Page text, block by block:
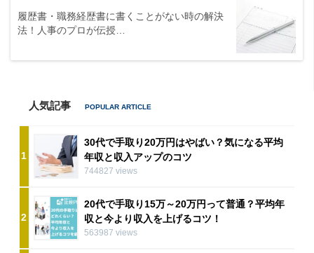
履歴書・職務経歴書に書くことがない時の解決
法！人事のプロが伝授…
人気記事
1
30代で手取り20万円はやばい？気になる平均
年収と収入アップのコツ
744827 views
2
20代で手取り15万～20万円って普通？平均年
収と今より収入を上げるコツ！
563987 views